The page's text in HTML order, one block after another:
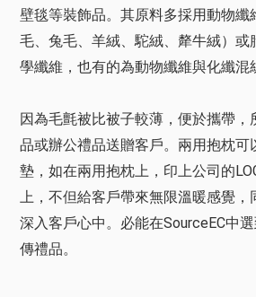
壁毯等裝飾品。其原料多採用動物纖
毛、兔毛、羊絨、駝絨、犛牛絨）或
學纖維，也有的為動物纖維與化纖混
因為毛氈被比被子較薄，便於攜帶，
品或辦公禮品送贈客戶。兩用抱枕可
墊，如在兩用抱枕上，印上公司的
上，不但給客戶帶來無限溫暖感覺，
深入客戶心中。必能在SourceEC中
傳禮品。